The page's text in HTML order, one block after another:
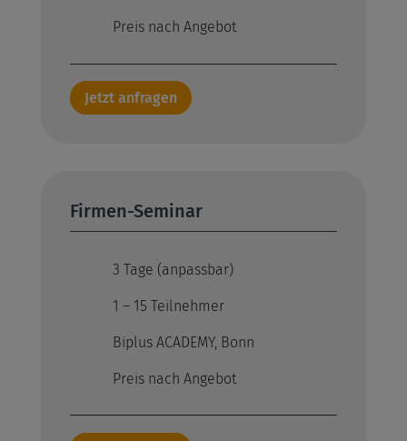
Preis nach Angebot
Jetzt anfragen
Firmen-Seminar
3 Tage (anpassbar)
1 – 15 Teilnehmer
Biplus ACADEMY, Bonn
Preis nach Angebot